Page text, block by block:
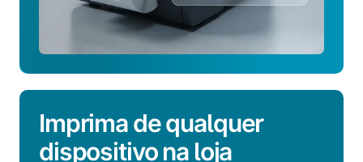
Imprima de qualquer
dispositivo na loja